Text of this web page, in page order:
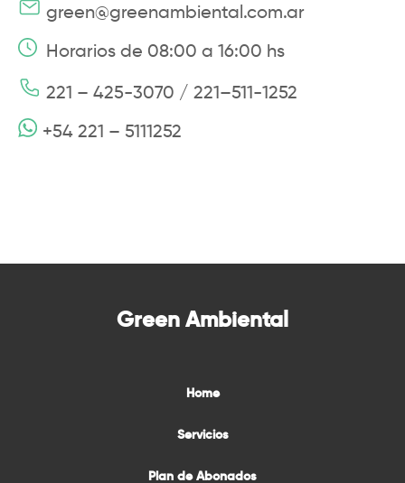
green@greenambiental.com.ar
Horarios de 08:00 a 16:00 hs
221 – 425-3070 / 221–511-1252
+54 221 – 5111252
Green Ambiental
Home
Servicios
Plan de Abonados